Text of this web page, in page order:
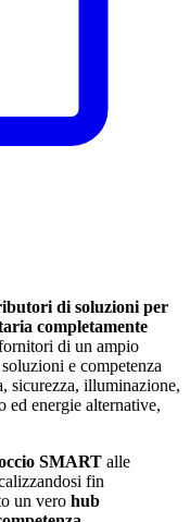
di soluzioni per
completamente
di un ampio
e competenza
sicurezza, illuminazione,
ed energie alternative,
SMART alle
fin
un vero hub